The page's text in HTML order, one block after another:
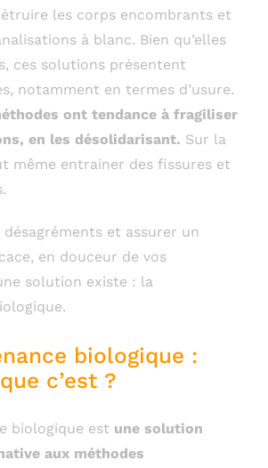
les corps encombrants et
à blanc. Bien qu’elles
ces solutions présentent
notamment en termes d’usure.
ont tendance à fragiliser
en les désolidarisant. Sur la
même entrainer des fissures et
désagréments et assurer un
en douceur de vos
solution existe : la
biologique :
c’est ?
biologique est une solution
aux méthodes